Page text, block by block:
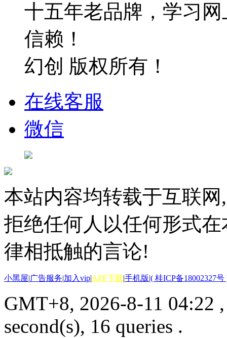
十五年老品牌，学习
信赖！
幻创 版权所有！
在线客服
微信
本站内容均转载于互联
拒绝任何人以任何形式
律相抵触的言论!
小黑屋|广告服务|加入vip|APP下载|手机版|( 桂ICP备18002327号
GMT+8, 2026-8-11 04:22
second(s), 16 queries .